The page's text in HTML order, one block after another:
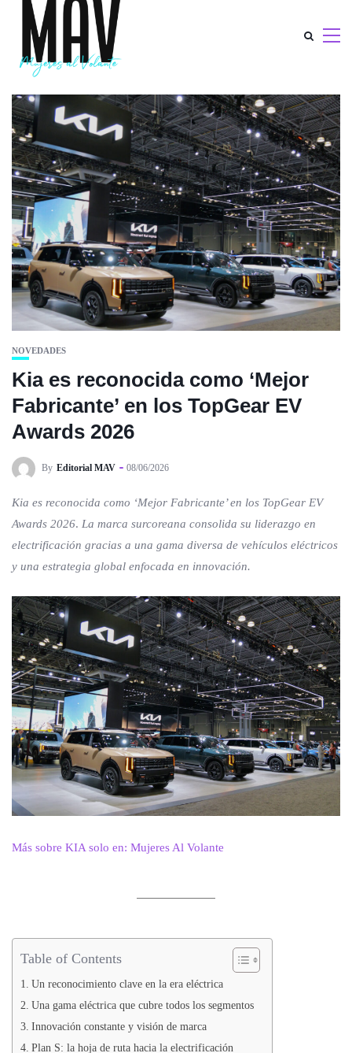
NOVEDADES
Kia es reconocida como ‘Mejor
Fabricante’ en los TopGear EV
Awards 2026
By Editorial MAV 08/06/2026
Kia es reconocida como ‘Mejor Fabricante’ en los TopGear EV
Awards 2026. La marca surcoreana consolida su liderazgo en
electrificación gracias a una gama diversa de vehículos eléctricos
y una estrategia global enfocada en innovación.
Más sobre KIA solo en: Mujeres Al Volante
Table of Contents
Un reconocimiento clave en la era eléctrica
Una gama eléctrica que cubre todos los segmentos
Innovación constante y visión de marca
Plan S: la hoja de ruta hacia la electrificación